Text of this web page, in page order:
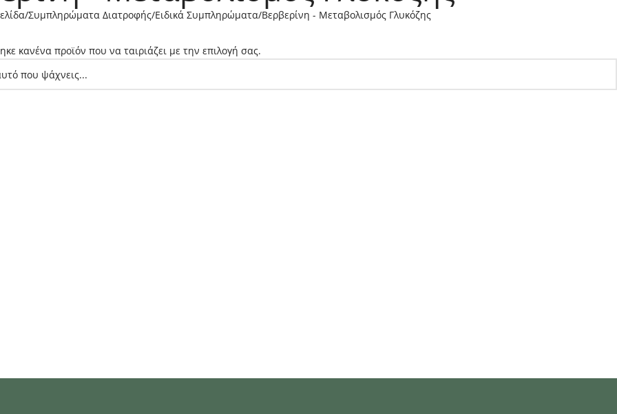
Συμπληρώματα Διατροφής Ειδικά Συμπληρώματα Βερβερίνη - Μεταβολισμός Γλυκόζης
κανένα προϊόν που να ταιριάζει με την επιλογή σας.